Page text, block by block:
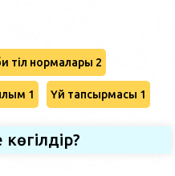
тіл нормалары 2
1 Үй тапсырмасы 1